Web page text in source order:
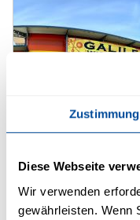
Zustimmung
Diese Webseite
Wir verwenden
gewährleisten. Wenn
AUSFLUGSZIELE
Galileo
Wissenwelt